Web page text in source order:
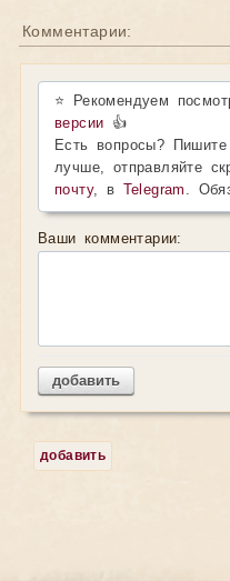
Комментарии:
⭐ Рекомендуем
версии 👍
Есть вопросы?
лучше, отправляйте
почту, в Telegram .
Ваши комментарии:
добавить
добавить